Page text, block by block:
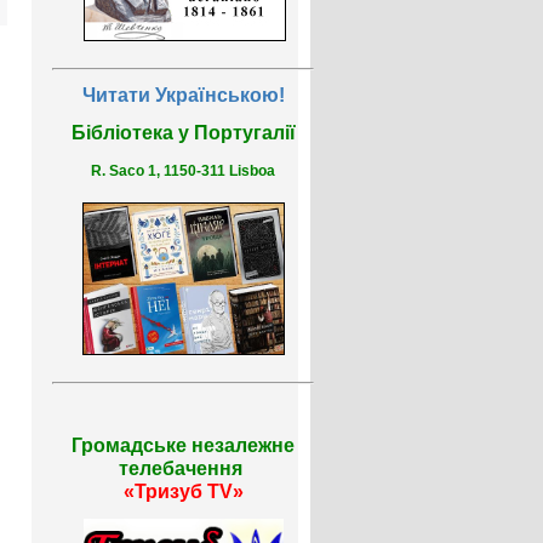
Читати Українською!
Бібліотека у Португалії
R. Saco 1, 1150-311 Lisboa
Громадське незалежне
телебачення
«Тризуб TV»